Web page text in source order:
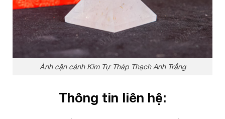
Ảnh cận cảnh Kim Tự Tháp Thạch Anh Trắng
Thông tin liên hệ: